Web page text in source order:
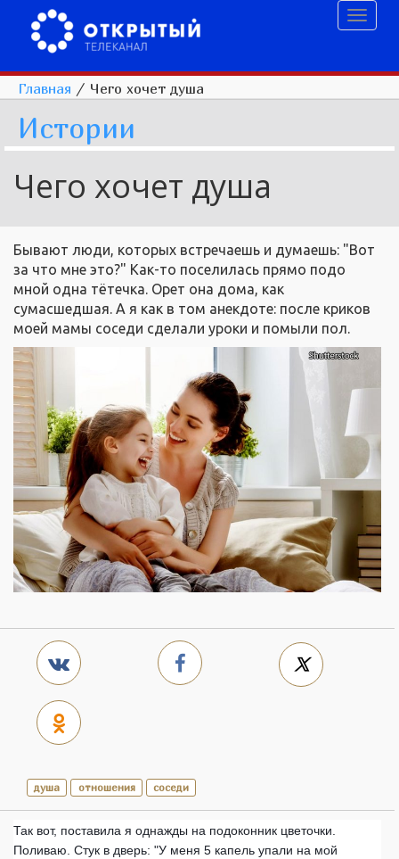
Главная / Чего хочет душа
Истории
Чего хочет душа
Бывают люди, которых встречаешь и думаешь: "Вот
за что мне это?" Как-то поселилась прямо подо
мной одна тётечка. Орет она дома, как
сумасшедшая. А я как в том анекдоте: после криков
моей мамы соседи сделали уроки и помыли пол.
душа отношения соседи
Так вот, поставила я однажды на подоконник цветочки.
Поливаю. Стук в дверь: "У меня 5 капель упали на мой